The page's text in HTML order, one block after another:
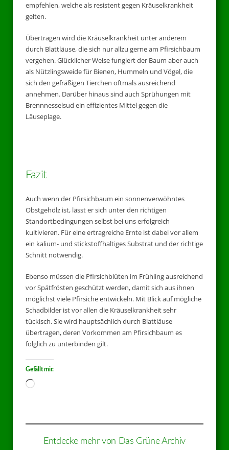
empfehlen, welche als resistent gegen Kräuselkrankheit
gelten.
Übertragen wird die Kräuselkrankheit unter anderem
durch Blattläuse, die sich nur allzu gerne am Pfirsichbaum
vergehen. Glücklicher Weise fungiert der Baum aber auch
als Nützlingsweide für Bienen, Hummeln und Vögel, die
sich den gefräßigen Tierchen oftmals ausreichend
annehmen. Darüber hinaus sind auch Sprühungen mit
Brennnesselsud ein effizientes Mittel gegen die
Läuseplage.
Fazit
Auch wenn der Pfirsichbaum ein sonnenverwöhntes
Obstgehölz ist, lässt er sich unter den richtigen
Standortbedingungen selbst bei uns erfolgreich
kultivieren. Für eine ertragreiche Ernte ist dabei vor allem
ein kalium- und stickstoffhaltiges Substrat und der richtige
Schnitt notwendig.
Ebenso müssen die Pfirsichblüten im Frühling ausreichend
vor Spätfrösten geschützt werden, damit sich aus ihnen
möglichst viele Pfirsiche entwickeln. Mit Blick auf mögliche
Schadbilder ist vor allen die Kräuselkrankheit sehr
tückisch. Sie wird hauptsächlich durch Blattläuse
übertragen, deren Vorkommen am Pfirsichbaum es
folglich zu unterbinden gilt.
Gefällt mir:
Entdecke mehr von Das Grüne Archiv